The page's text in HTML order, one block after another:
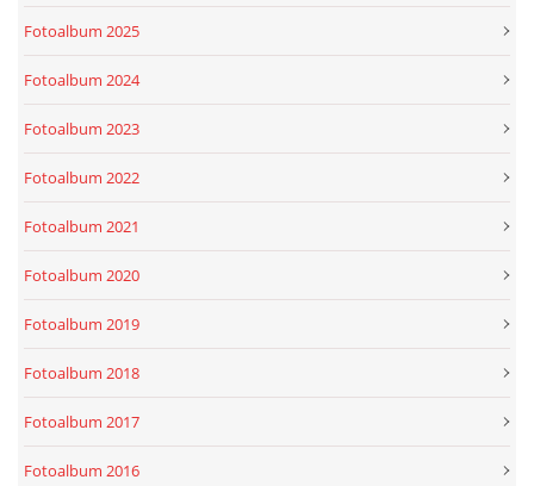
Fotoalbum 2025
Fotoalbum 2024
Fotoalbum 2023
Fotoalbum 2022
Fotoalbum 2021
Fotoalbum 2020
Fotoalbum 2019
Fotoalbum 2018
Fotoalbum 2017
Fotoalbum 2016